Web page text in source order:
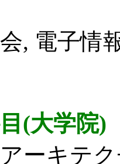
, 電子情
(大学院)
ーキテ